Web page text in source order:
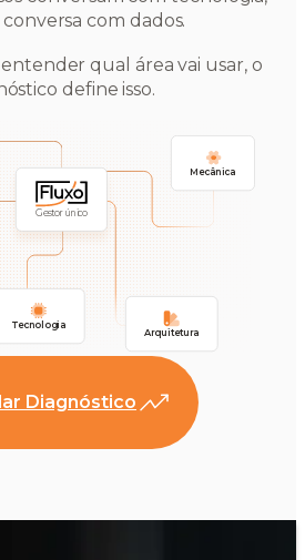
Gestor único
Mecânica
Tecnologia
Arquitetura
com dados.
qual área vai usar, o
define isso.
Diagnóstico